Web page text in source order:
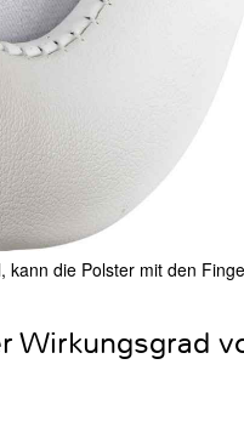
kann die Polster mit den
Wirkungsgrad